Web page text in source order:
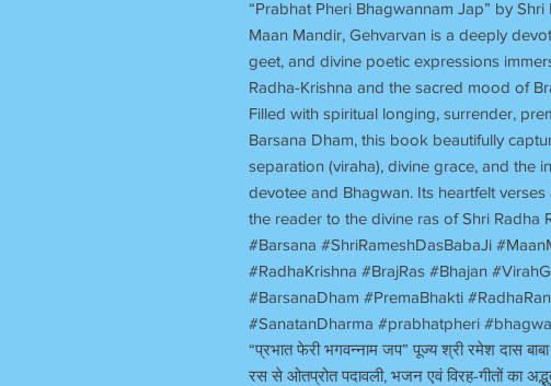
“Prabhat Pheri Bhagwannam Jap” by
Maan Mandir, Gehvarvan is a deeply
geet, and divine poetic expressions
Radha-Krishna and the sacred mood of
Filled with spiritual longing, surrender,
Barsana Dham, this book beautifully
separation (viraha), divine grace, and the
devotee and Bhagwan. Its heartfelt
the reader to the divine ras of Shri Radha
#Barsana #ShriRameshDasBabaJi
#RadhaKrishna #BrajRas #Bhajan
#BarsanaDham #PremaBhakti
#SanatanDharma #prabhatpheri
“प्रभात फेरी भगवन्नाम जप” पूज्य श्री रमेश दास
रस से ओतप्रोत पदावली, भजन एवं विरह-गीतों का